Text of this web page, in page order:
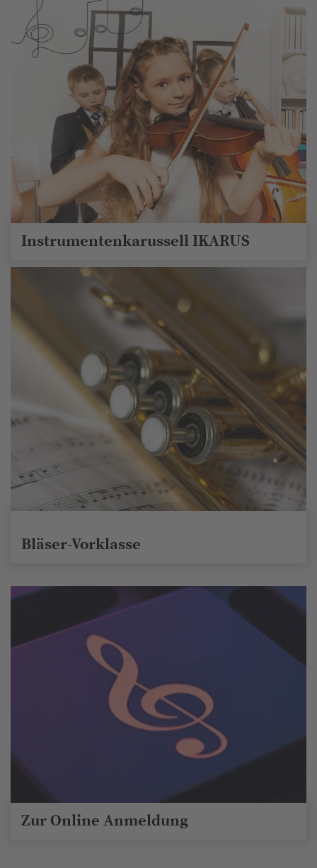
Instrumentenkarussell IKARUS
Bläser-Vorklasse
Zur Online Anmeldung